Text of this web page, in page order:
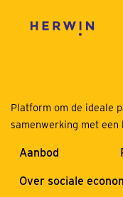
Platform om de ideale
samenwerking met
Aanbod
Over sociale